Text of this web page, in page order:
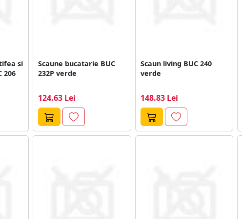
si
Scaune bucatarie BUC
232P verde
124.63 Lei
Scaun living BUC 240
verde
148.83 Lei